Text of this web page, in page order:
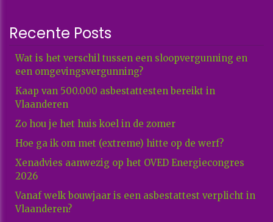
Recente Posts
Wat is het verschil tussen een sloopvergunning en
een omgevingsvergunning?
Kaap van 500.000 asbestattesten bereikt in
Vlaanderen
Zo hou je het huis koel in de zomer
Hoe ga ik om met (extreme) hitte op de werf?
Xenadvies aanwezig op het OVED Energiecongres
2026
Vanaf welk bouwjaar is een asbestattest verplicht in
Vlaanderen?